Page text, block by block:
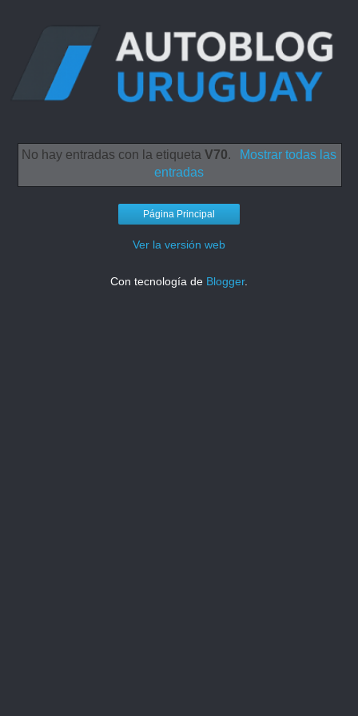
No hay entradas con la etiqueta V70.
Mostrar todas las
entradas
Página Principal
Ver la versión web
Con tecnología de Blogger.